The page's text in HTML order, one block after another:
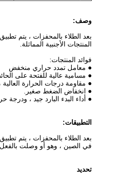
وصف:
المنتجات الأجنبية المماثلة.
فوائد المنتجات:
● معامل تمدد حراري منخفض
● مسامية عالية للفتحة على
● مقاومة درجات الحرارة
● انخفاض الضغط صغير.
● أداء البدء البارد جيد ،
التطبيقات:
في الصين ، وهو أو وصلت بالفعل
تحديد